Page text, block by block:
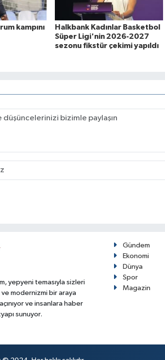
kampını
Halkbank Kadınlar Basketbol
Süper Ligi'nin 2026-2027
sezonu fikstür çekimi yapıldı
yepyeni temasıyla sizleri
modernizmi bir araya
ve insanlara haber
sunuyor.
Gündem
Ekonomi
Dünya
Spor
Magazin